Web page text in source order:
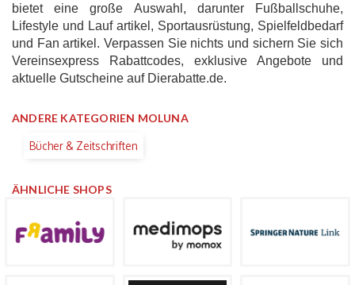
bietet eine große Auswahl, darunter Fußballschuhe,
Lifestyle und Lauf artikel, Sportausrüstung, Spielfeldbedarf
und Fan artikel. Verpassen Sie nichts und sichern Sie sich
Vereinsexpress Rabattcodes, exklusive Angebote und
aktuelle Gutscheine auf Dierabatte.de.
ANDERE KATEGORIEN MOLUNA
Bücher & Zeitschriften
ÄHNLICHE SHOPS